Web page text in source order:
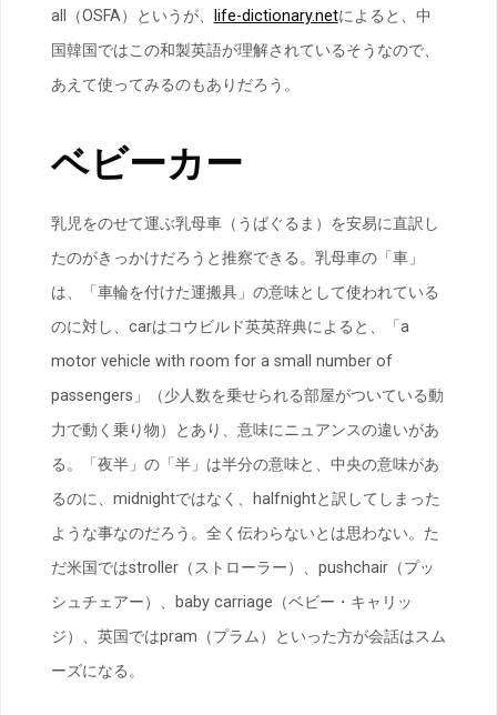
all（OSFA）というが、
life-dictionary.netによると、中
国韓国ではこの和製英語が理解されているそうなので、
あえて使ってみるのもありだろう。
ベビーカー
乳児をのせて運ぶ乳母車（うばぐるま）を安易に直訳し
たのがきっかけだろうと推察できる。乳母車の「車」
は、「車輪を付けた運搬具」の意味として使われている
のに対し、carはコウビルド英英辞典によると、「a
motor vehicle with room for a small number of
passengers」（少人数を乗せられる部屋がついている動
力で動く乗り物）とあり、意味にニュアンスの違いがあ
る。「夜半」の「半」は半分の意味と、中央の意味があ
るのに、midnightではなく、halfnightと訳してしまった
ような事なのだろう。全く伝わらないとは思わない。た
だ米国ではstroller（ストローラー）、pushchair（プッ
シュチェアー）、baby carriage（ベビー・キャリッ
ジ）、英国ではpram（プラム）といった方が会話はスム
ーズになる。